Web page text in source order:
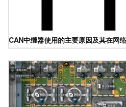
CAN中继器使用的主要原因及其在网